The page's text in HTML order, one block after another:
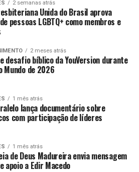
2 semanas atrás
Unida do Brasil aprova
pessoas LGBTQ+ como membros e
2 meses atrás
desafio bíblico da YouVersion durante
Mundo de 2026
1 mês atrás
lança documentário sobre
com participação de líderes
1 mês atrás
de Deus Madureira envia mensagem
apoio a Edir Macedo